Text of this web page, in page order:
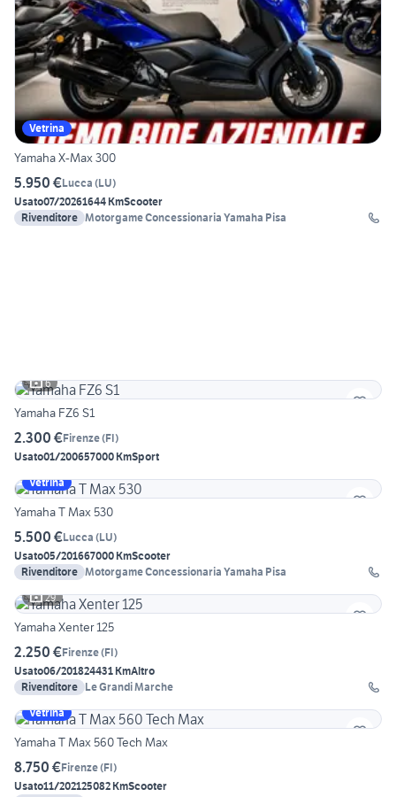
Vetrina
Yamaha X-Max 300
5.950 €Lucca (LU)
Usato07/20261644 KmScooter
Rivenditore Motorgame Concessionaria Yamaha Pisa
6
Yamaha FZ6 S1
2.300 €Firenze(FI)
Usato01/200657000 KmSport
Vetrina
Yamaha T Max 530
5.500 €Lucca (LU)
Usato05/201667000 KmScooter
Rivenditore Motorgame Concessionaria Yamaha Pisa
29
Yamaha Xenter 125
2.250 €Firenze(FI)
Usato06/201824431 KmAltro
Rivenditore Le Grandi Marche
Vetrina
Yamaha T Max 560 Tech Max
8.750 €Firenze(FI)
Usato11/202125082 KmScooter